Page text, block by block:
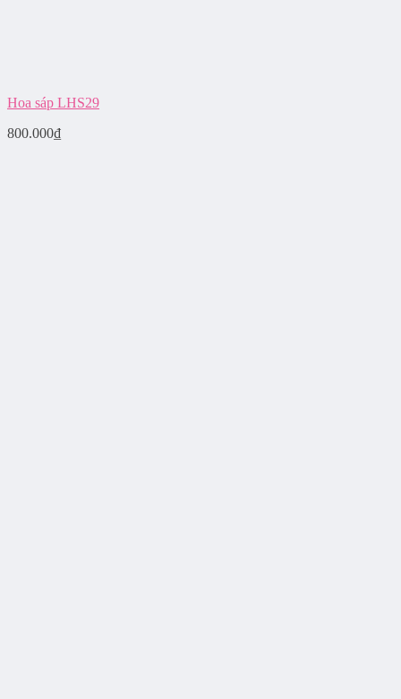
Hoa sáp LHS29
800.000₫